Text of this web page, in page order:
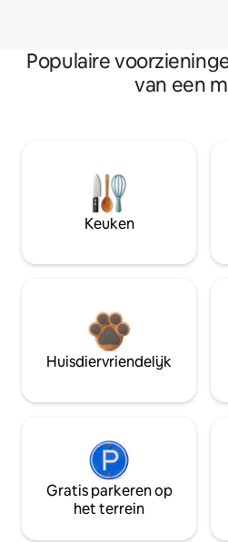
Populaire
van een
Keuken
Huisdiervriendelijk
Gratis parkeren op
het terrein